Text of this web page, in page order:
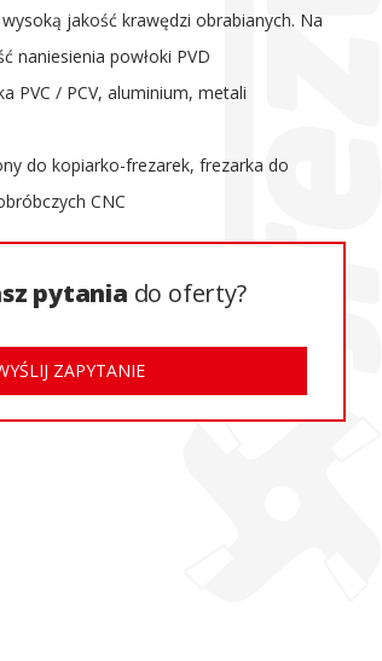
jakość krawędzi obrabianych. Na
naniesienia powłoki PVD
PVC / PCV, aluminium, metali
do kopiarko-frezarek, frezarka do
CNC
pytania do oferty?
ZAPYTANIE